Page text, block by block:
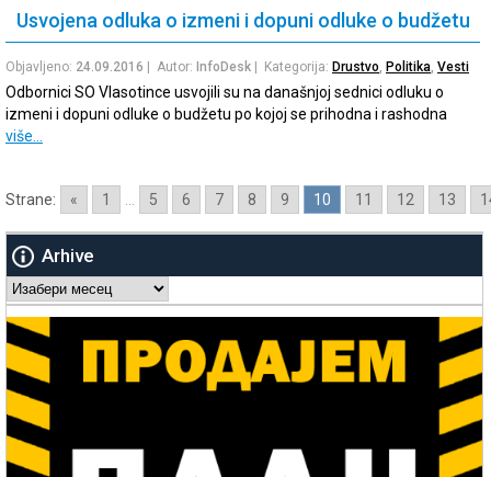
Usvojena odluka o izmeni i dopuni odluke o budžetu
Objavljeno: 24.09.2016 | Autor: InfoDesk | Kategorija: Drustvo Politika Vesti
Odbornici SO Vlasotince usvojili su na današnjoj sednici odluku o
izmeni i dopuni odluke o budžetu po kojoj se prihodna i rashodna
više…
Strane: « 1 5 6 7 8 9 10 11 12 13
Arhive
Arhive